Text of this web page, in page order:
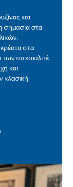
και
σημασία στα
στα
των σπεσιαλιτέ
και